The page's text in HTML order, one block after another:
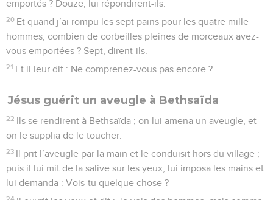
emportés ? Douze, lui répondirent-ils.
20 Et quand j’ai rompu les sept pains pour les quatre mille
hommes, combien de corbeilles pleines de morceaux avez-
vous emportées ? Sept, dirent-ils.
21 Et il leur dit : Ne comprenez-vous pas encore ?
Jésus guérit un aveugle à Bethsaïda
22 Ils se rendirent à Bethsaïda ; on lui amena un aveugle, et
on le supplia de le toucher.
23 Il prit l’aveugle par la main et le conduisit hors du village ;
puis il lui mit de la salive sur les yeux, lui imposa les mains et
lui demanda : Vois-tu quelque chose ?
24